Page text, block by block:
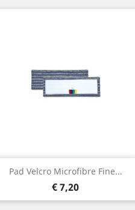
Pad Velcro Microfibre Fine...
Prijs
€ 7,20
Snel bekijken